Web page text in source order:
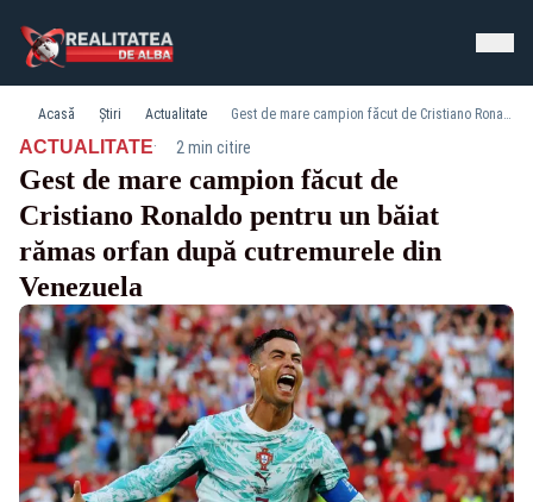
Acasă Știri Actualitate Gest de mare campion făcut de Cristiano Ronaldo pentru un băiat rămas orfan după cutremurele din Venezuela
ACTUALITATE· 2 min citire
Gest de mare campion făcut de
Cristiano Ronaldo pentru un băiat
rămas orfan după cutremurele din
Venezuela